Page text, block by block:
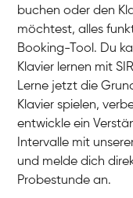
Charlotte
Klavier / Piano /
buchen oder den
möchtest, alles
Booking-Tool. Du
Klavier lernen mit
Lerne jetzt die
Klavier spielen,
entwickle ein
Intervalle mit
und melde dich
Probestunde an.